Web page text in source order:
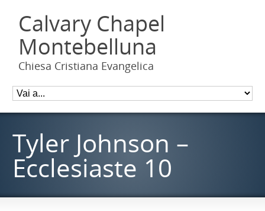
Calvary Chapel
Montebelluna
Chiesa Cristiana Evangelica
Tyler Johnson –
Ecclesiaste 10